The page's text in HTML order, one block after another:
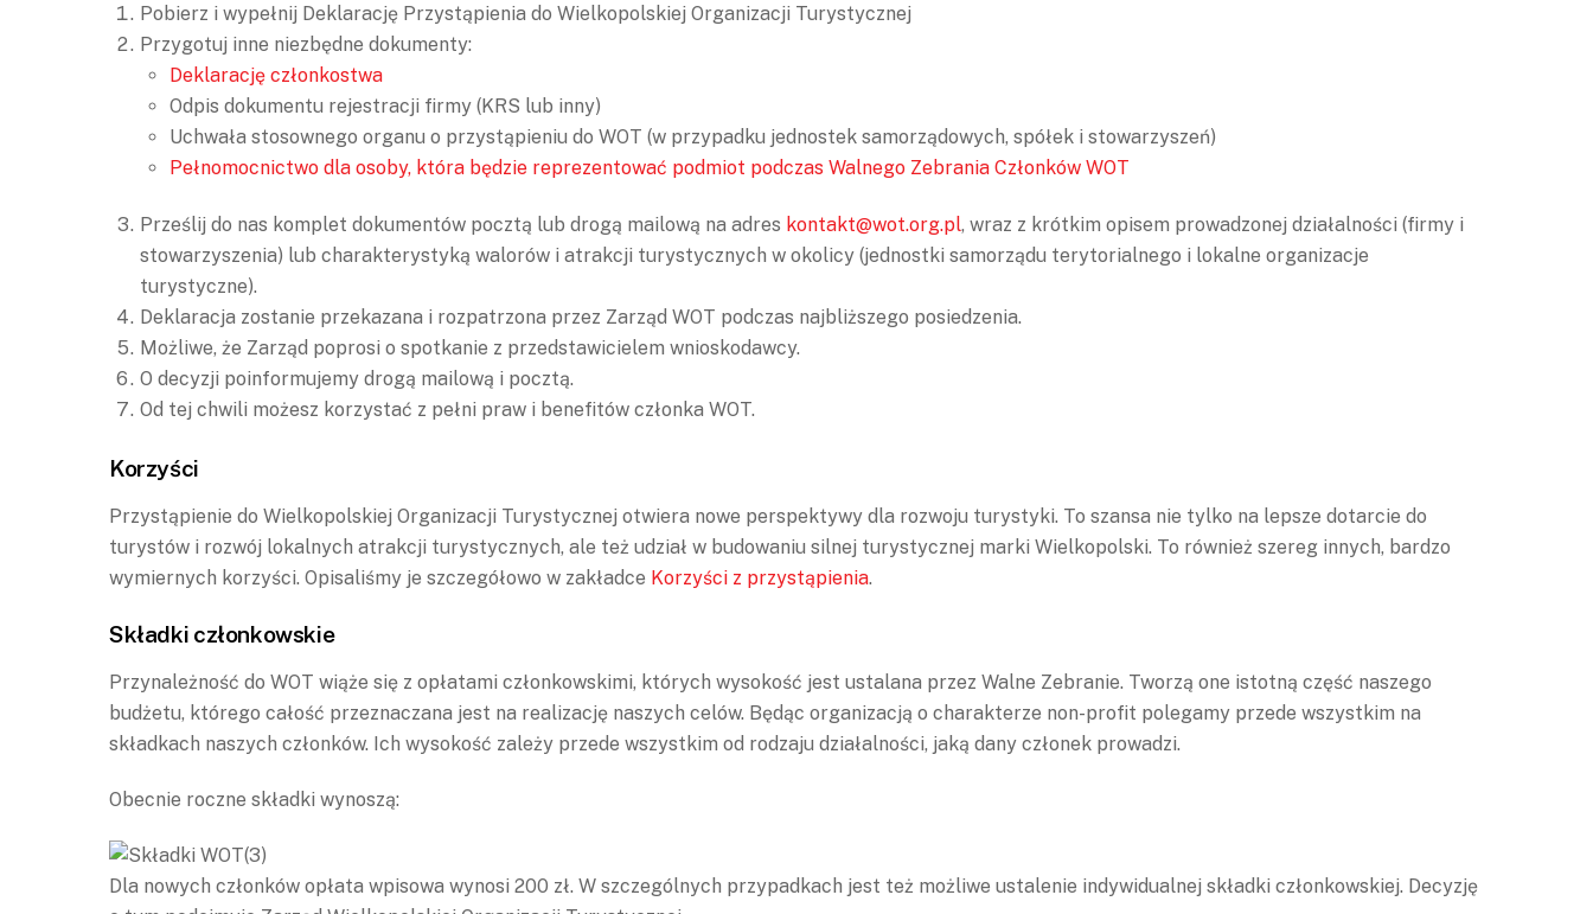
Pobierz i wypełnij Deklarację Przystąpienia do Wielkopolskiej Organizacji Turystycznej
Przygotuj inne niezbędne dokumenty:
Deklarację członkostwa
Odpis dokumentu rejestracji firmy (KRS lub inny)
Uchwała stosownego organu o przystąpieniu do WOT (w przypadku jednostek samorządowych, spółek i stowarzyszeń)
Pełnomocnictwo dla osoby, która będzie reprezentować podmiot podczas Walnego Zebrania Członków WOT
Prześlij do nas komplet dokumentów pocztą lub drogą mailową na adres kontakt@wot.org.pl, wraz z krótkim opisem prowadzonej działalności (firmy i
stowarzyszenia) lub charakterystyką walorów i atrakcji turystycznych w okolicy (jednostki samorządu terytorialnego i lokalne organizacje
turystyczne).
Deklaracja zostanie przekazana i rozpatrzona przez Zarząd WOT podczas najbliższego posiedzenia.
Możliwe, że Zarząd poprosi o spotkanie z przedstawicielem wnioskodawcy.
O decyzji poinformujemy drogą mailową i pocztą.
Od tej chwili możesz korzystać z pełni praw i benefitów członka WOT.
Korzyści
Przystąpienie do Wielkopolskiej Organizacji Turystycznej otwiera nowe perspektywy dla rozwoju turystyki. To szansa nie tylko na lepsze dotarcie do
turystów i rozwój lokalnych atrakcji turystycznych, ale też udział w budowaniu silnej turystycznej marki Wielkopolski. To również szereg innych, bardzo
wymiernych korzyści. Opisaliśmy je szczegółowo w zakładce Korzyści z przystąpienia.
Składki członkowskie
Przynależność do WOT wiąże się z opłatami członkowskimi, których wysokość jest ustalana przez Walne Zebranie. Tworzą one istotną część naszego
budżetu, którego całość przeznaczana jest na realizację naszych celów. Będąc organizacją o charakterze non-profit polegamy przede wszystkim na
składkach naszych członków. Ich wysokość zależy przede wszystkim od rodzaju działalności, jaką dany członek prowadzi.
Obecnie roczne składki wynoszą:
Dla nowych członków opłata wpisowa wynosi 200 zł. W szczególnych przypadkach jest też możliwe ustalenie indywidualnej składki członkowskiej. Decyzję